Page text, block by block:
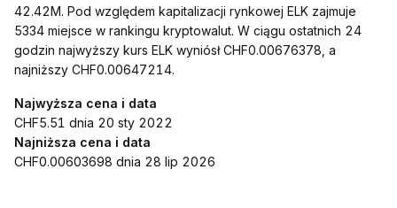
42.42M. Pod względem kapitalizacji rynkowej ELK zajmuje
5334 miejsce w rankingu kryptowalut. W ciągu ostatnich 24
godzin najwyższy kurs ELK wyniósł CHF0.00676378, a
najniższy CHF0.00647214.
Najwyższa cena i data
CHF5.51 dnia 20 sty 2022
Najniższa cena i data
CHF0.00603698 dnia 28 lip 2026